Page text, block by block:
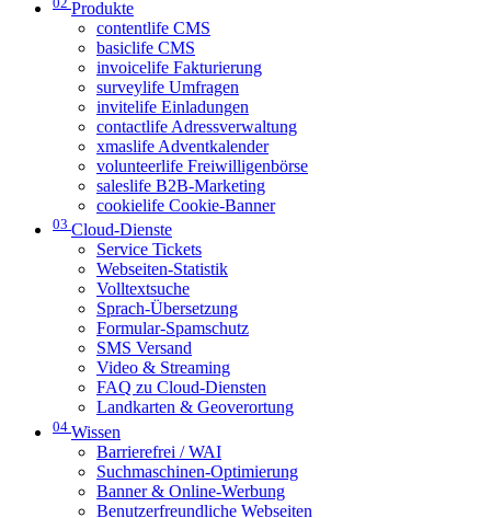
Produkte
contentlife CMS
basiclife CMS
invoicelife Fakturierung
surveylife Umfragen
invitelife Einladungen
contactlife Adressverwaltung
xmaslife Adventkalender
volunteerlife Freiwilligenbörse
saleslife B2B-Marketing
cookielife Cookie-Banner
03 Cloud-Dienste
Service Tickets
Webseiten-Statistik
Volltextsuche
Sprach-Übersetzung
Formular-Spamschutz
SMS Versand
Video & Streaming
FAQ zu Cloud-Diensten
Landkarten & Geoverortung
04 Wissen
Barrierefrei / WAI
Suchmaschinen-Optimierung
Banner & Online-Werbung
Benutzerfreundliche Webseiten